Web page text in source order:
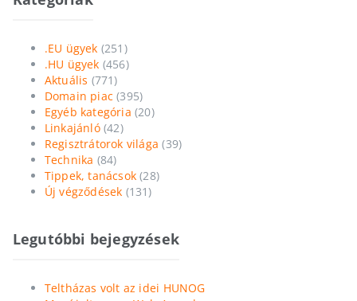
.EU ügyek (251)
.HU ügyek (456)
Aktuális (771)
Domain piac (395)
Egyéb kategória (20)
Linkajánló(42)
Regisztrátorok világa (39)
Technika (84)
Tippek, tanácsok (28)
Új végződések (131)
Legutóbbi bejegyzések
Teltházas volt az idei HUNOG